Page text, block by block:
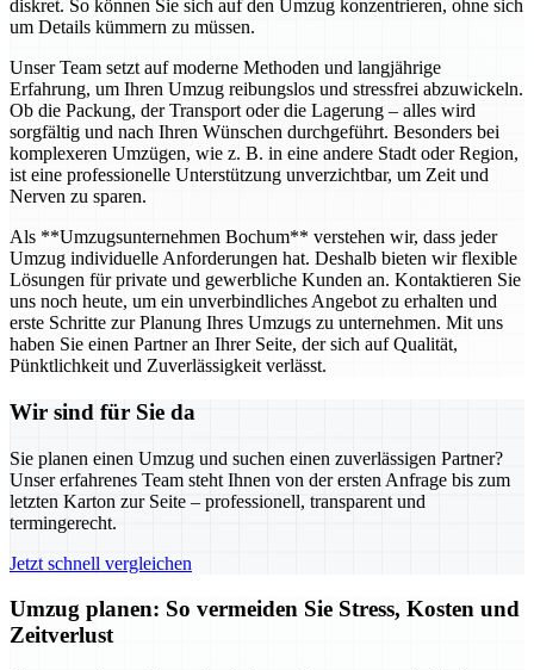
diskret. So können Sie sich auf den Umzug konzentrieren, ohne sich
um Details kümmern zu müssen.
Unser Team setzt auf moderne Methoden und langjährige
Erfahrung, um Ihren Umzug reibungslos und stressfrei abzuwickeln.
Ob die Packung, der Transport oder die Lagerung – alles wird
sorgfältig und nach Ihren Wünschen durchgeführt. Besonders bei
komplexeren Umzügen, wie z. B. in eine andere Stadt oder Region,
ist eine professionelle Unterstützung unverzichtbar, um Zeit und
Nerven zu sparen.
Als **Umzugsunternehmen Bochum** verstehen wir, dass jeder
Umzug individuelle Anforderungen hat. Deshalb bieten wir flexible
Lösungen für private und gewerbliche Kunden an. Kontaktieren Sie
uns noch heute, um ein unverbindliches Angebot zu erhalten und
erste Schritte zur Planung Ihres Umzugs zu unternehmen. Mit uns
haben Sie einen Partner an Ihrer Seite, der sich auf Qualität,
Pünktlichkeit und Zuverlässigkeit verlässt.
Wir sind für Sie da
Sie planen einen Umzug und suchen einen zuverlässigen Partner?
Unser erfahrenes Team steht Ihnen von der ersten Anfrage bis zum
letzten Karton zur Seite – professionell, transparent und
termingerecht.
Jetzt schnell vergleichen
Umzug planen: So vermeiden Sie Stress, Kosten und
Zeitverlust